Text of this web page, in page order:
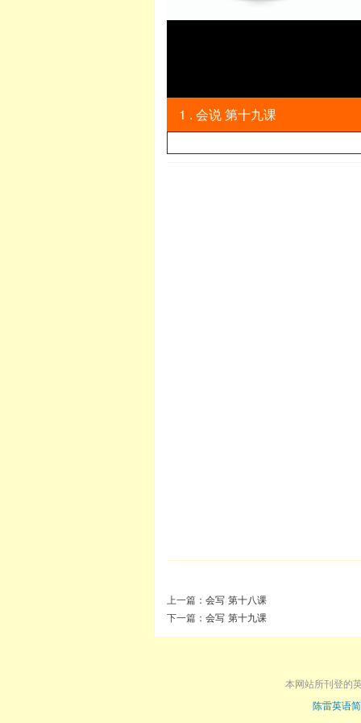
1 . 会说 第十九课
上一篇： 会写 第十八课
下一篇： 会写 第十九课
本网站所刊登的
陈雷英语